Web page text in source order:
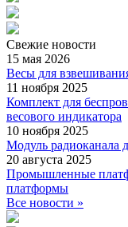
Свежие новости
15 мая 2026
Весы для
11 ноября 2025
Комплект для
весового индикатора
10 ноября 2025
Модуль радиоканала
20 августа 2025
Промышленные
платформы
Все новости »